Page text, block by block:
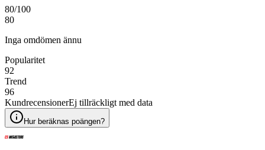
80/100
80
Inga omdömen ännu
Popularitet
92
Trend
96
KundrecensionerEj tillräckligt med data
Hur beräknas poängen?